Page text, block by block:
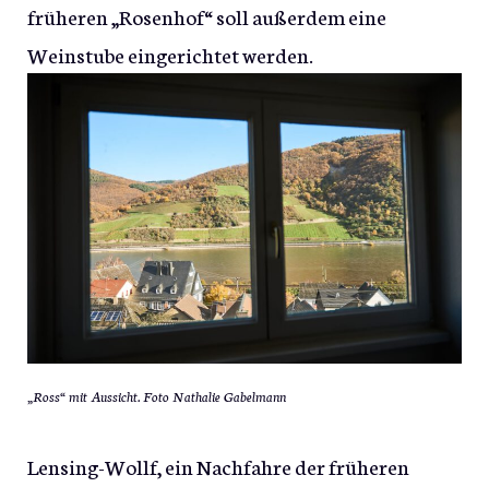
früheren „Rosenhof“ soll außerdem eine
Weinstube eingerichtet werden.
„Ross“ mit Aussicht. Foto Nathalie Gabelmann
Lensing-Wollf, ein Nachfahre der früheren